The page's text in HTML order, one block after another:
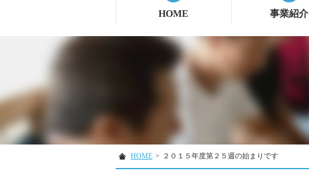
HOME 事業紹介
HOME > ２０１５年度第２５週の始まりです